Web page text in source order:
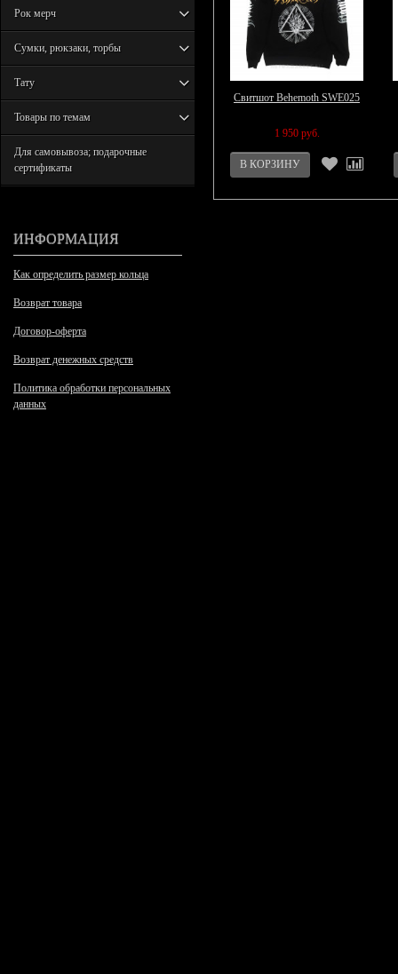
Рок мерч
Сумки, рюкзаки, торбы
Тату
Товары по темам
Для самовывоза; подарочные
сертификаты
ИНФОРМАЦИЯ
Как определить размер кольца
Возврат товара
Договор-оферта
Возврат денежных средств
Политика обработки персональных
данных
Свитшот Behemoth SWE025
1 950 руб.